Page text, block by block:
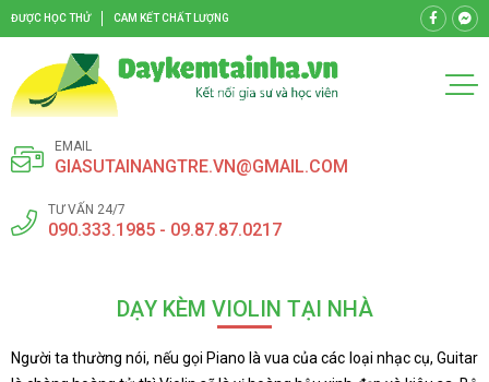
ĐƯỢC HỌC THỬ CAM KẾT CHẤT LƯỢNG
EMAIL
GIASUTAINANGTRE.VN@GMAIL.COM
TƯ VẤN 24/7
090.333.1985 - 09.87.87.0217
DẠY KÈM VIOLIN TẠI NHÀ
Người ta thường nói, nếu gọi Piano là vua của các loại nhạc cụ, Guitar